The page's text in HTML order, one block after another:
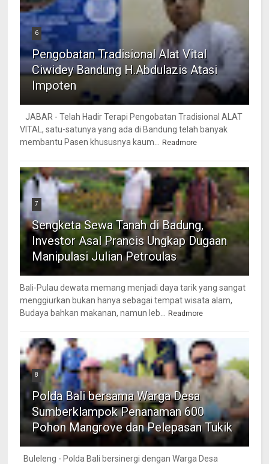
6
Pengobatan Tradisional Alat Vital
Ciwidey Bandung H.Abdulazis Atasi
Impoten
JABAR - Telah Hadir Terapi Pengobatan Tradisional ALAT
VITAL, satu-satunya yang ada di Bandung telah banyak
membantu Pasen khususnya kaum...
Readmore
7
Sengketa Sewa Tanah di Badung,
Investor Asal Prancis Ungkap Dugaan
Manipulasi Julian Petroulas
Bali-Pulau dewata memang menjadi daya tarik yang sangat
menggiurkan bukan hanya sebagai tempat wisata alam,
Budaya bahkan makanan, namun leb...
Readmore
8
Polda Bali bersama Warga Desa
Sumberklampok Penanaman 600
Pohon Mangrove dan Pelepasan Tukik
Buleleng - Polda Bali bersinergi dengan Warga Desa